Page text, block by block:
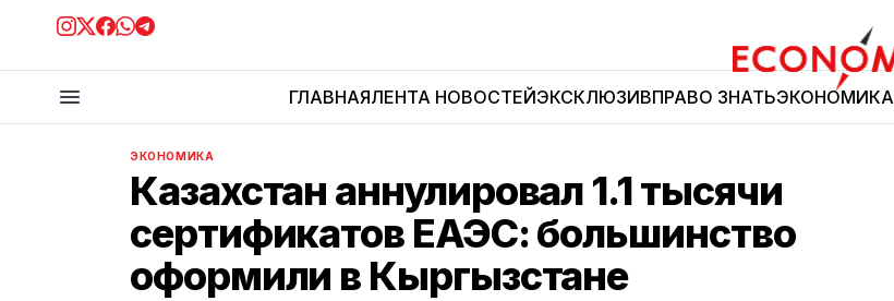
Economist.kg
ГЛАВНАЯЛЕНТА НОВОСТЕЙЭКСКЛЮЗИВПРАВО ЗНАТЬЭКОНОМИКА
ЭКОНОМИКА
Казахстан аннулировал 1.1 тысячи
сертификатов ЕАЭС: большинство
оформили в Кыргызстане